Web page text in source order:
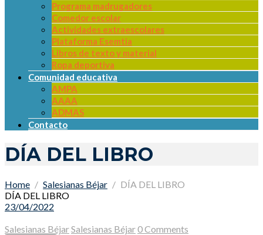
Programa madrugadores
Comedor escolar
Actividades extraescolares
Plataforma Esemtia
Libros de texto y material
Ropa deportiva
Comunidad educativa
AMPA
AAAA
ADMAS
Contacto
DÍA DEL LIBRO
Home Salesianas Béjar
DÍA DEL LIBRO
DÍA DEL LIBRO
23/04/2022
Salesianas BéjarSalesianas Béjar0 Comments